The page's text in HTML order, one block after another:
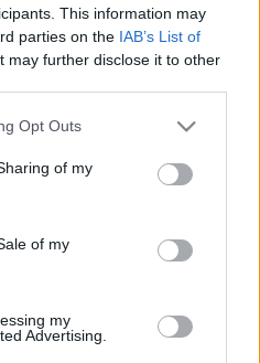
This information may
parties on the IAB’s List of
may further disclose it to other
uses one or more Google
behaviour. You may click to
and its third-party tags to
purposes in below Google
Opt Outs
of my
of my
my
Advertising.
a legfontosabb
és egy nagyon fontos
Alapvetően mindenevő
Emiatt aztán még
világ, vagy legalábbis